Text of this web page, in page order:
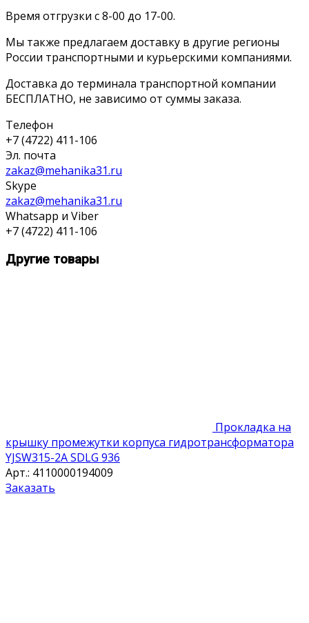
Время отгрузки с 8-00 до 17-00.
Мы также предлагаем доставку в другие регионы
России транспортными и курьерскими компаниями.
Доставка до терминала транспортной компании
БЕСПЛАТНО, не зависимо от суммы заказа.
Телефон
+7 (4722) 411-106
Эл. почта
zakaz@mehanika31.ru
Skype
zakaz@mehanika31.ru
Whatsapp и Viber
+7 (4722) 411-106
Другие товары
Прокладка на
крышку промежутки корпуса гидротрансформатора
YJSW315-2A SDLG 936
Арт.: 4110000194009
Заказать